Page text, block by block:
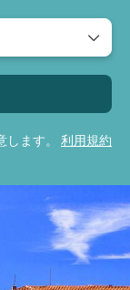
します。 利用規約